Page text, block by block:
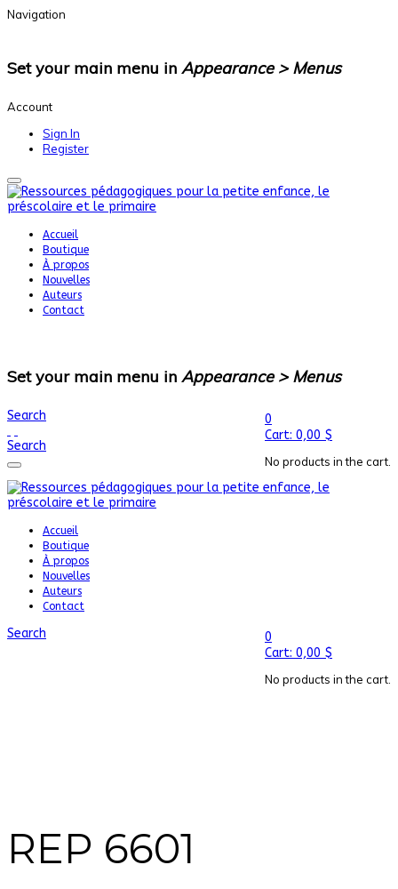
Navigation
Set your main menu in Appearance > Menus
Account
Sign In
Register
Accueil
Boutique
À propos
Nouvelles
Auteurs
Contact
Set your main menu in Appearance > Menus
0
Cart: 0,00 $
No products in the cart.
Search
Search
Accueil
Boutique
À propos
Nouvelles
Auteurs
Contact
0
Cart: 0,00 $
No products in the cart.
Search
REP 6601